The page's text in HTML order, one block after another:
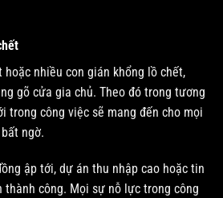
hoặc nhiều con gián khổng lồ chết,
gõ cửa gia chủ. Theo đó trong tương
trong công việc sẽ mang đến cho mọi
ngờ.
ập tới, dự án thu nhập cao hoặc tin
công. Mọi sự nỗ lực trong công